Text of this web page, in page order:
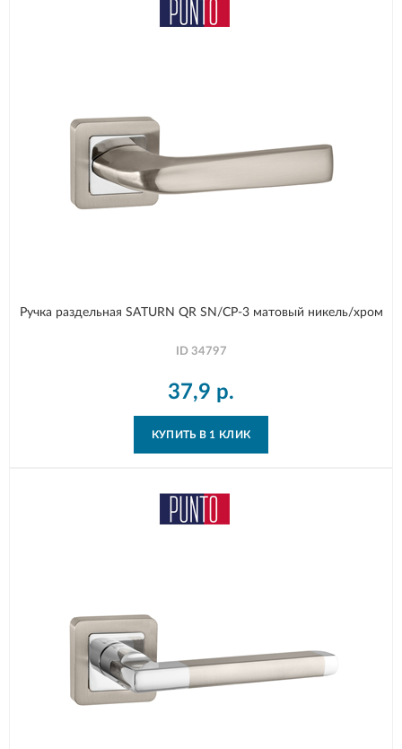
Ручка раздельная SATURN QR SN/CP-3 матовый никель/хром
ID 34797
37,9 р.
КУПИТЬ В 1 КЛИК